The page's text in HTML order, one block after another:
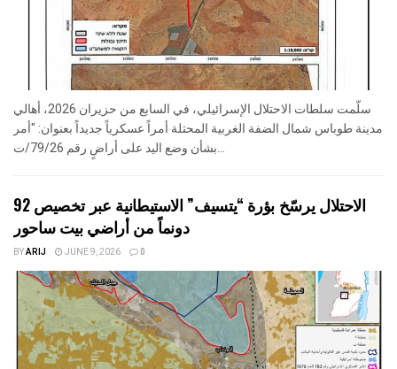
سلّمت سلطات الاحتلال الإسرائيلي، في السابع من حزيران 2026، أهالي
مدينة طوباس شمال الضفة الغربية المحتلة أمراً عسكرياً جديداً بعنوان: "أمر
الاحتلال يرسّخ بؤرة “يتسيف” الاستيطانية عبر تخصيص 92
دونماً من أراضي بيت ساحور
BYARIJ JUNE 9, 2026 0